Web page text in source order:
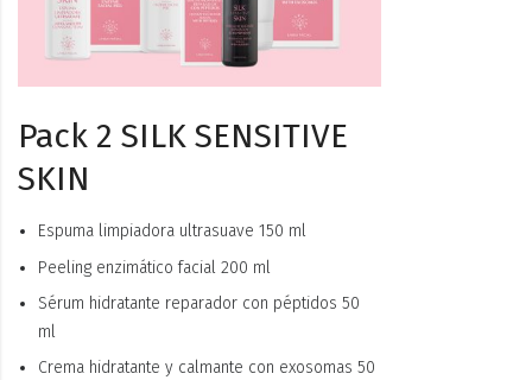
Pack 2 SILK SENSITIVE
SKIN
Espuma limpiadora ultrasuave 150 ml
Peeling enzimático facial 200 ml
Sérum hidratante reparador con péptidos 50
ml
Crema hidratante y calmante con exosomas 50